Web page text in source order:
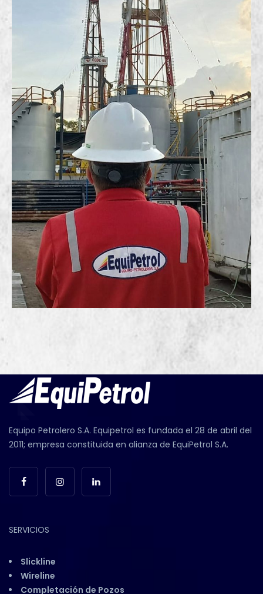
Equipo Petrolero S.A. Equipetrol es fundada el 28 de abril del
2011; empresa constituida en alianza de EquiPetrol S.A.
SERVICIOS
Slickline
Wireline
Completación de Pozos